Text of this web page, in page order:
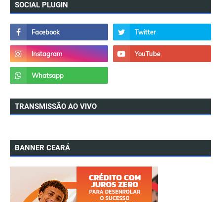
SOCIAL PLUGIN
TRANSMISSÃO AO VIVO
BANNER CEARÁ